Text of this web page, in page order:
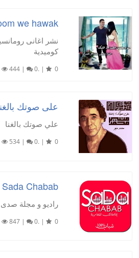
we hawak
نشر اغانى
كوميدية
444 | 0. | 0
على صوتك
علي صوتك بالغنا
534 | 0. | 0
Sada Chabab
راديو و مجلة صدى
847 | 0. | 0